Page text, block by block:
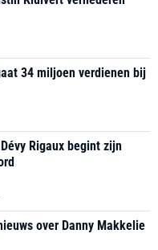
34 miljoen verdienen bij
Rigaux begint zijn
over Danny Makkelie